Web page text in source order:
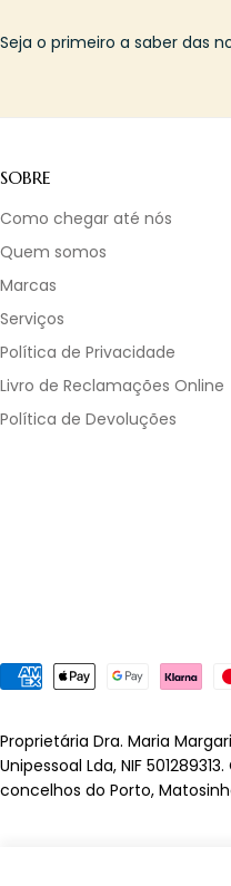
Seja o primeiro a saber das
SOBRE
Como chegar até nós
Quem somos
Marcas
Serviços
Política de Privacidade
Livro de Reclamações Online
Política de Devoluções
Métodos
de
Proprietária Dra. Maria
Unipessoal Lda, NIF
concelhos do Porto,